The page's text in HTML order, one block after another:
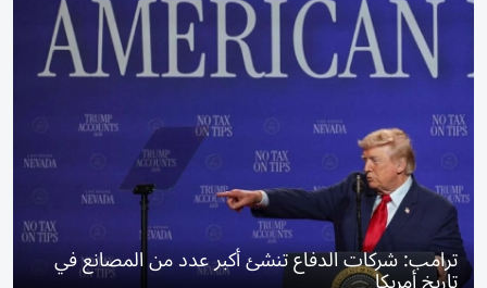
ترامب: شركات الدفاع تنشئ أكبر عدد من المصانع في